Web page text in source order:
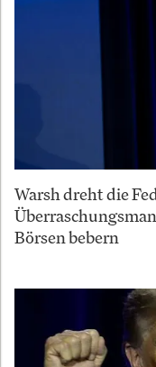
Warsh dreht die
Börsen bebern